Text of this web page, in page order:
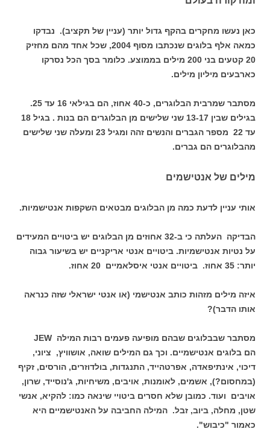
כאן נעשו מחקרים בהקף גדול יותר (עניין של תקציב). נבדקו
כמאה אלף בלוגים שנכתבו מסוף 2004, שכל אחד מהם מחזיק
20 קטעים בני 200 מילים בממוצע. כלומר בסך הכל נסרקו
כארבעים מיליון מילים.
מסתבר שמרבית הבלוגרים, כ-40 אחוז, הם בגילאי 16 עד 25.
בגילים שבין 13-17 שני שלישים מן הבלוגרים הם בנות . בגיל 18
עד 22 מספר הגברים והנשים זהה ומגיל 23 ומעלה שני שלישים
מהבלוגרים הם גברים.
מילים של אנטישמים
אותי עניין לדעת כמה מן הבלוגים מבטאים השקפות אנטישמיות.
הבדיקה העלתה כי ב-32 אחוזים מן הבלוגים יש ביטויים המעידים
על נטיות אנטישמיות. ביטויים אנטי אריקניים יש בשיעור גבוה
יותר: 35 אחוז. ביטויים אנטי איסלאמיים 20 אחוז.
איזה מילים מזהות כותב אנטישמי (או אנטי ישראלי שזה כנראה
אותו הדבר)?
מסתבר שבבלוגים שבהם מופיעה פעמים רבות המילה JEW
הם בלוגים אנטישמיים. וכך גם המילים שואה, אושוויץ, ציוני,
דיכוי, אינתיפאדה, אפרטהייד, התנגדות, בולדוזרים, הורסים, זקיף
(במחסום?), אשמים, לאומנות, אויבים, משיחיות, ג'נוסייד, שרון,
אויבים ועוד. כמובן שלא חסרים ביטויי שינאה כמו: להקיא, אנשי
שטן, מחלה, ביוב, זבל. המילה החביבה על האנטישמיים היא
כאמור "כיבוש".